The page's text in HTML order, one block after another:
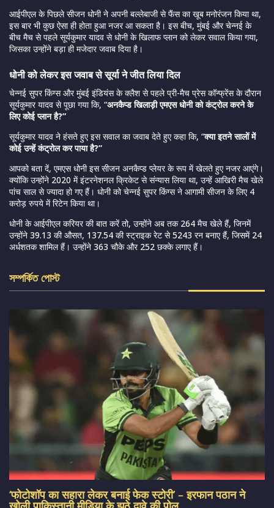
आईपीएल के पिछले सीजन धोनी ने अपनी बल्लेबाजी से फैंस का खूब मनोरंजन किया था,
इस बार भी कुछ ऐसा ही होता हुआ नजर आ सकता है। इस बीच, मुंबई और चेन्नई के
बीच मैच से पहले सूर्यकुमार यादव से धोनी के खिलाफ प्लान को लेकर सवाल किया गया,
जिसका उन्होंने बड़ा ही मजेदार जवाब दिया है।
धोनी को लेकर इस जवाब से सूर्या ने जीत लिया दिल
चेन्नई सुपर किंग्स और मुंबई इंडियंस के क्लैश से पहले प्री-मैच प्रेस कॉन्फ्रेंस के दौरान
सूर्यकुमार यादव से पूछा गया कि, “अनकैप्ड खिलाड़ी एमएस धोनी को कंट्रोल करने के
लिए कोई प्लान है?”
सूर्यकुमार यादव ने हंसते हुए इस सवाल का जवाब देते हुए कहा कि, “क्या इतने सालों में
कोई उन्हें कंट्रोल कर पाया है?”
आपको बता दें, एमएस धोनी इस सीजन अनकैप्ड प्लेयर के रूप में खेलते हुए नजर आएंगे।
क्योंकि उन्होंने 2020 में इंटरनेशनल क्रिकेट से संन्यास लिया था, उन्हें आखिरी मैच खेले
पांच साल से ज्यादा हो गए हैं। धोनी को चेन्नई सुपर किंग्स ने आगामी सीजन के लिए 4
करोड़ रुपये में रिटेन किया था।
धोनी के आईपीएल करियर की बात करें तो, उन्होंने अब तक 264 मैच खेले हैं, जिनमें
उन्होंने 39.13 की औसत, 137.54 की स्ट्राइक रेट से 5243 रन बनाए हैं, जिसमें 24
अर्धशतक शामिल हैं। उन्होंने 363 चौके और 252 छक्के लगाए हैं।
সম্পর্কিত পোস্ট
‘फोटोशॉप का सहारा लेकर बनाई फेक स्टोरी’ – इरफान पठान ने